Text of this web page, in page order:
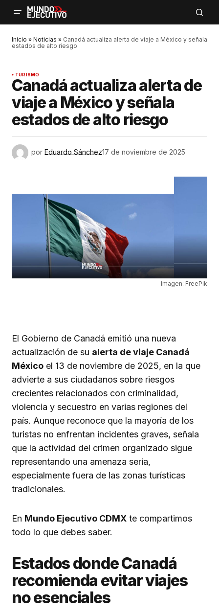
Inicio » Noticias » Canadá actualiza alerta de viaje a México y señala
estados de alto riesgo
TURISMO
Canadá actualiza alerta de
viaje a México y señala
estados de alto riesgo
por Eduardo Sánchez17 de noviembre de 2025
Imagen: FreePik
El Gobierno de Canadá emitió una nueva
actualización de su alerta de viaje Canadá
México el 13 de noviembre de 2025, en la que
advierte a sus ciudadanos sobre riesgos
crecientes relacionados con criminalidad,
violencia y secuestro en varias regiones del
país. Aunque reconoce que la mayoría de los
turistas no enfrentan incidentes graves, señala
que la actividad del crimen organizado sigue
representando una amenaza seria,
especialmente fuera de las zonas turísticas
tradicionales.
En Mundo Ejecutivo CDMX te compartimos
todo lo que debes saber.
Estados donde Canadá
recomienda evitar viajes
no esenciales